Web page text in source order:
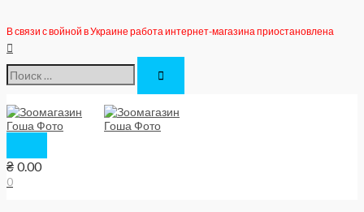
кВ связи с войной в Украине работа интернет-магазина приостановлена
Поиск:
меню
₴ 0.00
0